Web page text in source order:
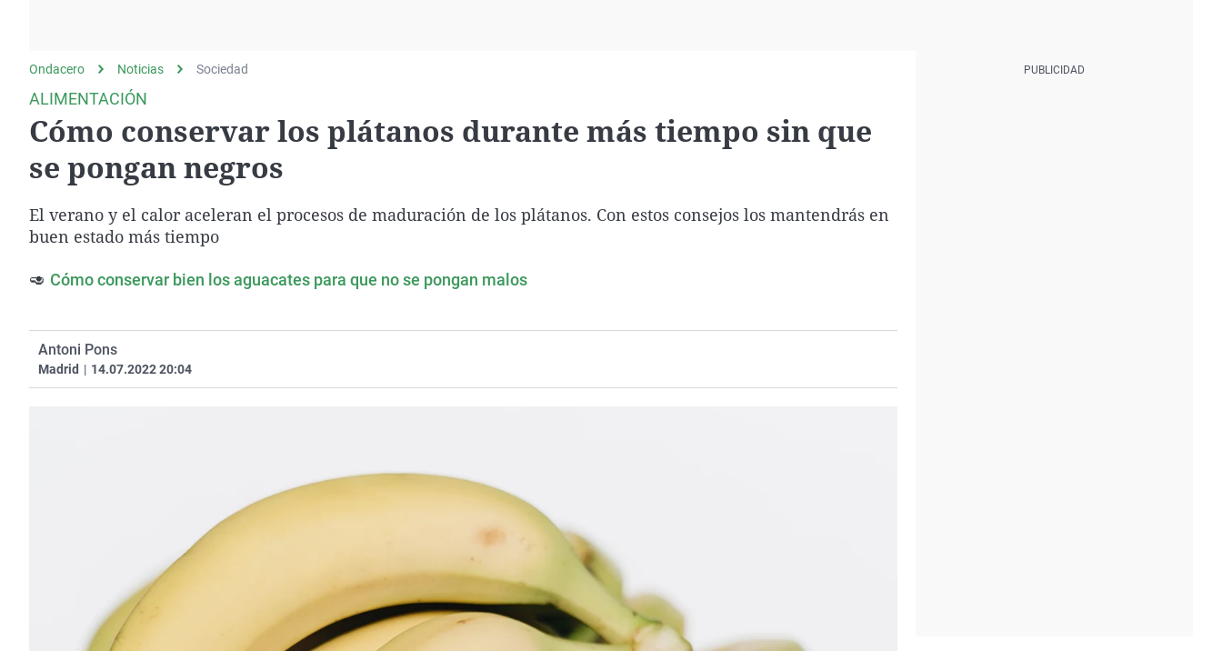
Como el perro y elEquipo de investigación
País Vasco
Ondacero Noticias Sociedad
ALIMENTACIÓN
Cómo conservar los plátanos durante más tiempo sin que
se pongan negros
El verano y el calor aceleran el procesos de maduración de los plátanos. Con estos consejos los mantendrás en
buen estado más tiempo
🥑 Cómo conservar bien los aguacates para que no se pongan malos
Antoni Pons
Madrid | 14.07.2022 20:04